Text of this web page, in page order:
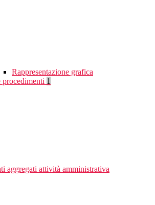
Rappresentazione grafica
1
aggregati attività amministrativa